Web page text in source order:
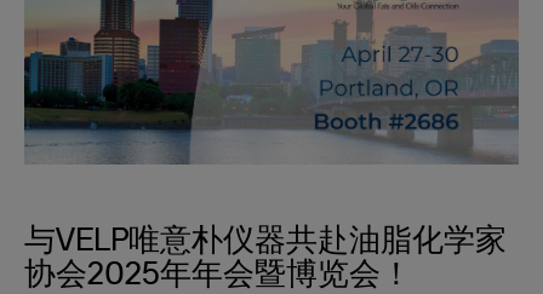
与VELP唯意朴仪器共赴油脂化学家
协会2025年年会暨博览会！